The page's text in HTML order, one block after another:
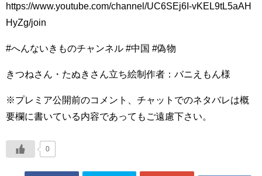
https://www.youtube.com/channel/UC6SEj6I-vKEL9tL5aAH
HyZg/join
#へんないきものチャンネル #中国 #偽物
きつねさん・たぬきさん立ち絵制作者：バニえもん様
※プレミア公開前のコメント、チャットでのネタバレは概
要欄に書いている内容であってもご遠慮下さい。
0